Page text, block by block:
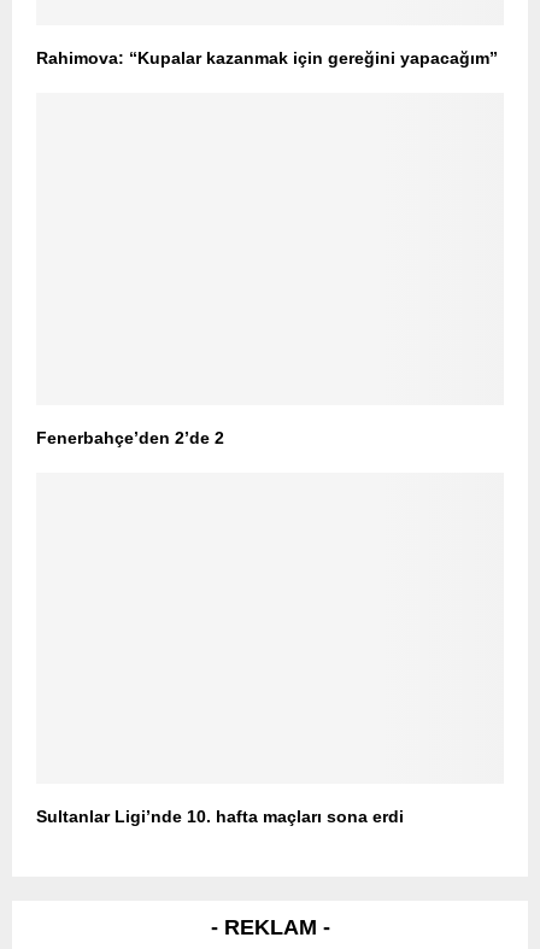
Rahimova: “Kupalar kazanmak için gereğini yapacağım”
Fenerbahçe’den 2’de 2
Sultanlar Ligi’nde 10. hafta maçları sona erdi
- REKLAM -